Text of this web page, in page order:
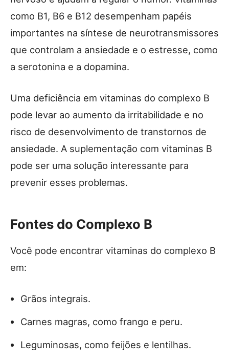
como B1, B6 e B12 desempenham papéis
importantes na síntese de neurotransmissores
que controlam a ansiedade e o estresse, como
a serotonina e a dopamina.
Uma deficiência em vitaminas do complexo B
pode levar ao aumento da irritabilidade e no
risco de desenvolvimento de transtornos de
ansiedade. A suplementação com vitaminas B
pode ser uma solução interessante para
prevenir esses problemas.
Fontes do Complexo B
Você pode encontrar vitaminas do complexo B
em:
Grãos integrais.
Carnes magras, como frango e peru.
Leguminosas, como feijões e lentilhas.